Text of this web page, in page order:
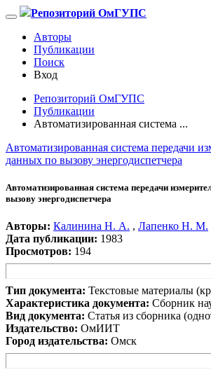
Репозиторий ОмГУПС
Авторы
Публикации
Поиск
Вход
Репозиторий ОмГУПС
Публикации
Автоматизированная система ...
Автоматизированная система передачи
данных по вызову энергодиспетчера
Автоматизированная система передачи
вызову энергодиспетчера
Авторы: Калинина Н. А. , Лапенко Н. М.
Дата публикации: 1983
Просмотров: 194
Тип документа: Текстовые материалы
Характеристика документа: Сборник
Вид документа: Статья из сборника
Издательство: ОмИИТ
Город издательства: Омск